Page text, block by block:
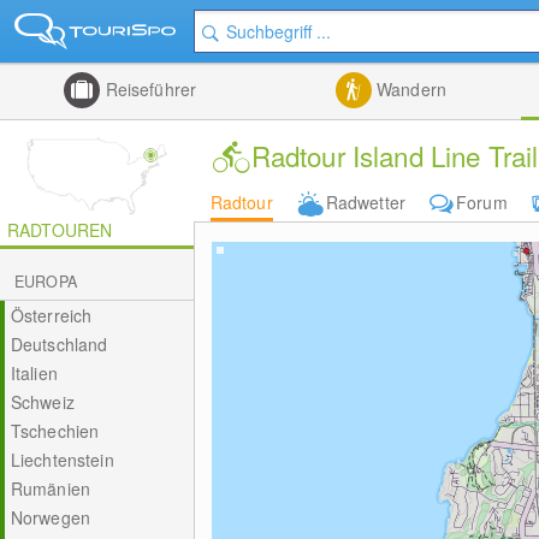
Reiseführer Wandern
Radtour Island Line Trail
Radtour Radwetter Forum
RADTOUREN
EUROPA
Österreich
Deutschland
Italien
Schweiz
Tschechien
Liechtenstein
Rumänien
Norwegen